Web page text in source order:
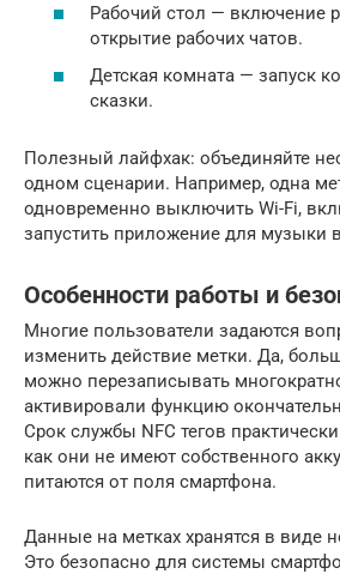
Рабочий стол — включение
открытие рабочих чатов.
Детская комната — запуск
сказки.
Полезный лайфхак: объединяйте
одном сценарии. Например, одна
одновременно выключить Wi-Fi,
запустить приложение для музыки
Особенности работы и
Многие пользователи задаются
изменить действие метки. Да,
можно перезаписывать
активировали функцию
Срок службы NFC тегов
как они не имеют собственного
питаются от поля смартфона.
Данные на метках хранятся в виде
Это безопасно для системы